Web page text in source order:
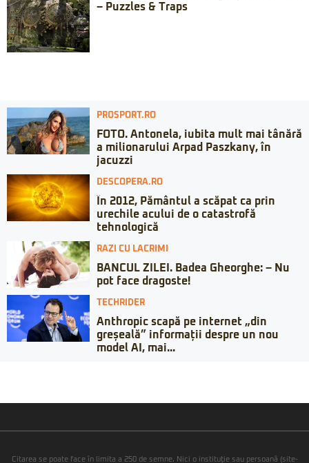
– Puzzles & Traps
PROSPORT.RO
FOTO. Antonela, iubita mult mai tânără
a milionarului Arpad Paszkany, în
jacuzzi
DESCOPERA.RO
În 2012, Pământul a scăpat ca prin
urechile acului de o catastrofă
tehnologică
RAZI CU LACRIMI
BANCUL ZILEI. Badea Gheorghe: – Nu
pot face dragoste!
TECHRIDER
Anthropic scapă pe internet „din
greșeală” informații despre un nou
model AI, mai...
Citarea se poate face în limita a 250 de semne. Nici o instituţie sau persoană (site-